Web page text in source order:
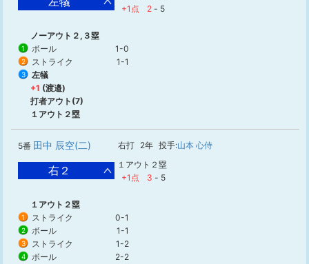
+1点
2 - 5
ノーアウト２,３塁
1 ボール 1-0
2 ストライク 1-1
3
左犠
+1 (渡邉)
打者アウト(7)
１アウト２塁
5番 田中 辰空(二) 右打 2年 投手:山本 心侍
右２
１アウト２塁
+1点
3 - 5
１アウト２塁
1 ストライク 0-1
2 ボール 1-1
3 ストライク 1-2
4 ボール 2-2